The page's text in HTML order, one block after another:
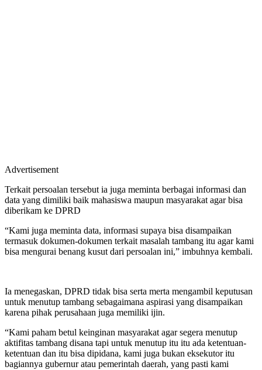
Advertisement
Terkait persoalan tersebut ia juga meminta berbagai informasi dan
data yang dimiliki baik mahasiswa maupun masyarakat agar bisa
diberikam ke DPRD
“Kami juga meminta data, informasi supaya bisa disampaikan
termasuk dokumen-dokumen terkait masalah tambang itu agar kami
bisa mengurai benang kusut dari persoalan ini,” imbuhnya kembali.
Ia menegaskan, DPRD tidak bisa serta merta mengambil keputusan
untuk menutup tambang sebagaimana aspirasi yang disampaikan
karena pihak perusahaan juga memiliki ijin.
“Kami paham betul keinginan masyarakat agar segera menutup
aktifitas tambang disana tapi untuk menutup itu itu ada ketentuan-
ketentuan dan itu bisa dipidana, kami juga bukan eksekutor itu
bagiannya gubernur atau pemerintah daerah, yang pasti kami